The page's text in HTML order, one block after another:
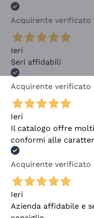
Acquirente verificato
Ieri
Seri affidabili
Acquirente verificato
Ieri
Il catalogo offre
conformi alle
Acquirente verificato
Ieri
Azienda affidabile e